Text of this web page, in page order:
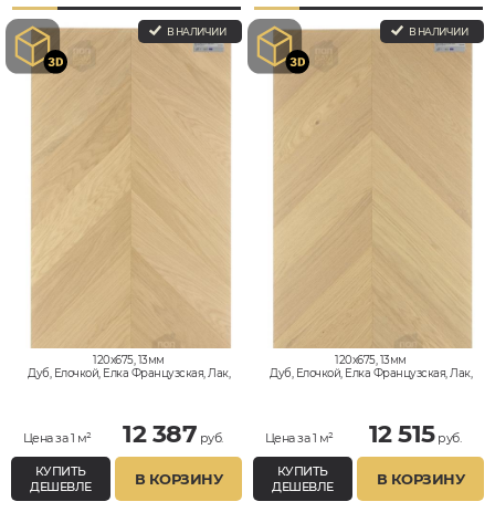
В НАЛИЧИИ
120x675, 13мм
Дуб, Елочкой, Елка Французская, Лак,
Цена за 1 м² 12 387 руб.
КУПИТЬ
ДЕШЕВЛЕ
В КОРЗИНУ
В НАЛИЧИИ
120x675, 13мм
Дуб, Елочкой, Елка Французская, Лак,
Цена за 1 м² 12 515руб.
КУПИТЬ
ДЕШЕВЛЕ
В КОРЗИНУ